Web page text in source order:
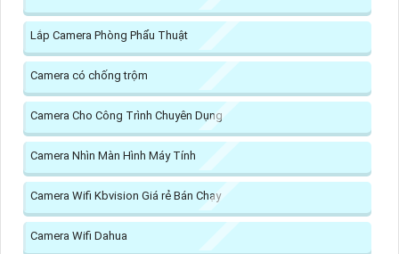
Lắp Camera Phòng Phẩu Thuật
Camera có chống trộm
Camera Cho Công Trình Chuyên Dụng
Camera Nhìn Màn Hình Máy Tính
Camera Wifi Kbvision Giá rẻ Bán Chạy
Camera Wifi Dahua